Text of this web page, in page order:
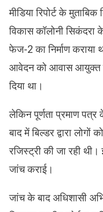
मीडिया रिपोर्ट के
विकास कॉलोनी सिकंदरा
फेज-2 का निर्माण कराया
आवेदन को आवास आयुक्त ने
दिया था।
लेकिन पूर्णता प्रमाण
बाद में बिल्डर द्वारा
रजिस्ट्री की जा रही
जांच कराई।
जांच के बाद अधिशासी